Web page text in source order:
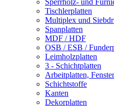
Sperrholz- und
Tischlerplatten
Multiplex und
Spanplatten
MDF / HDF
OSB / ESB /
Leimholzplatten
3 - Schichtplatten
Arbeitplatten,
Schichtstoffe
Kanten
Dekorplatten